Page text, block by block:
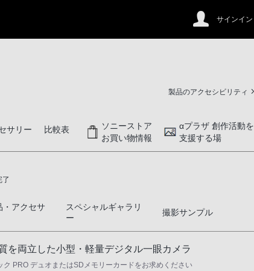
サインイン
製品のアクセシビリティ
サリー 比較表
ソニーストア
お買い物情報
αプラザ 創作活動を
支援する場
了
鮮やか
・アクセサ
スペシャルギャラリ
ー
撮影サンプル
を両立した小型・軽量デジタル一眼カメラ
PRO デュオまたはSDメモリーカードをお求めください